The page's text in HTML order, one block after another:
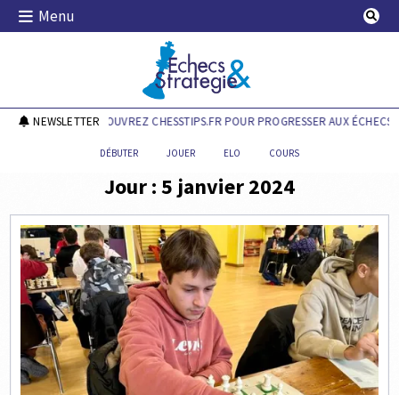
Skip
Menu
Echecs & Stratégie
NEWSLETTERDÉCOUVREZ CHESSTIPS.FR POUR PROGRESSER AUX ÉCHECS !
DÉBUTER JOUER ELO COURS
Jour :5 janvier 2024